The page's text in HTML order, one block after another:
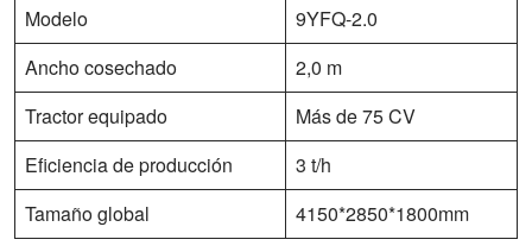
Modelo
9YFQ-2.0
Ancho cosechado
2,0 m
Tractor equipado
Más de 75 CV
Eficiencia de producción
3 t/h
Tamaño global
4150*2850*1800mm